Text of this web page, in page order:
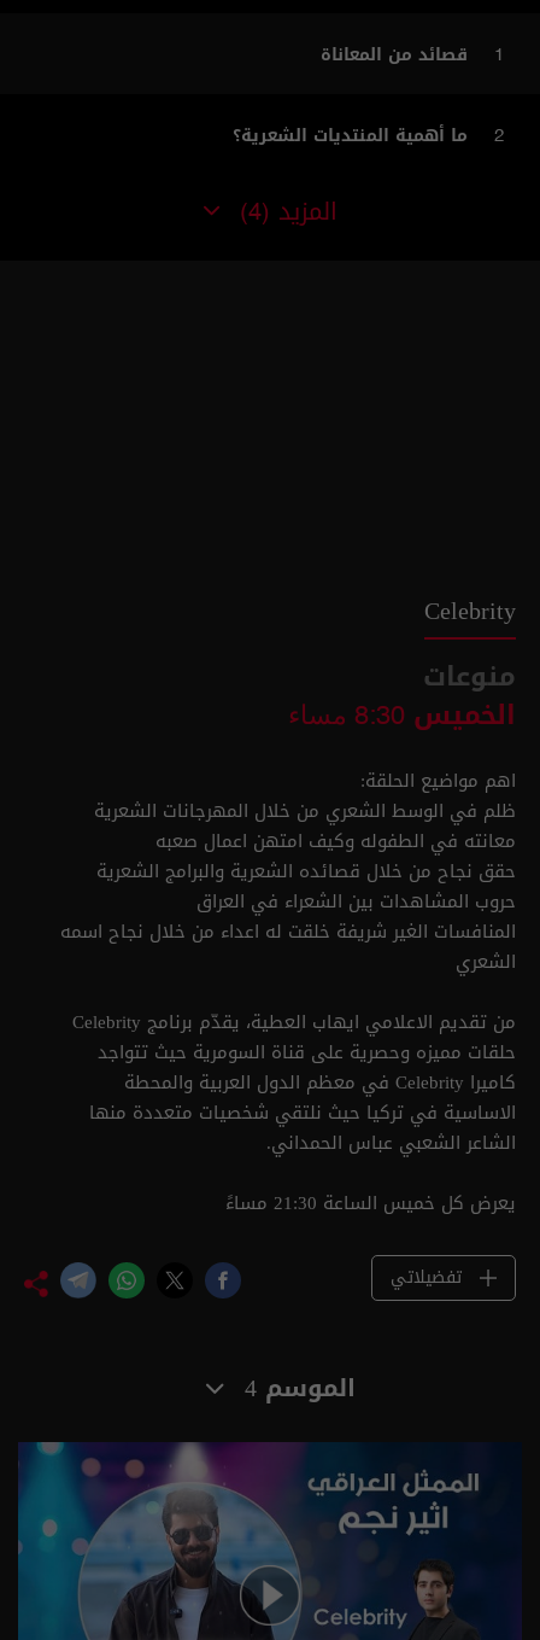
1 قصائد من المعاناة
2 ما أهمية المنتديات الشعرية؟
المزيد (4)
Celebrity
منوعات
الخميس 8:30 مساء
اهم مواضيع الحلقة:
ظلم في الوسط الشعري من خلال المهرجانات الشعرية
معانته في الطفوله وكيف امتهن اعمال صعبه
حقق نجاح من خلال قصائده الشعرية والبرامج الشعرية
حروب المشاهدات بين الشعراء في العراق
المنافسات الغير شريفة خلقت له اعداء من خلال نجاح اسمه
الشعري
من تقديم الاعلامي ايهاب العطية، يقدّم برنامج Celebrity
حلقات مميزه وحصرية على قناة السومرية حيث تتواجد
كاميرا Celebrity في معظم الدول العربية والمحطة
الاساسية في تركيا حيث نلتقي شخصيات متعددة منها
الشاعر الشعبي عباس الحمداني.
يعرض كل خميس الساعة 21:30 مساءً
تفضيلاتي
الموسم 4